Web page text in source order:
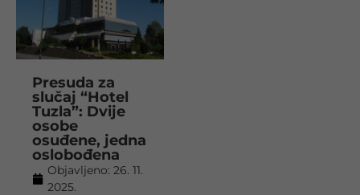
Presuda za
slučaj “Hotel
Tuzla”: Dvije
osobe
osuđene, jedna
oslobođena
Objavljeno: 26. 11.
2025.